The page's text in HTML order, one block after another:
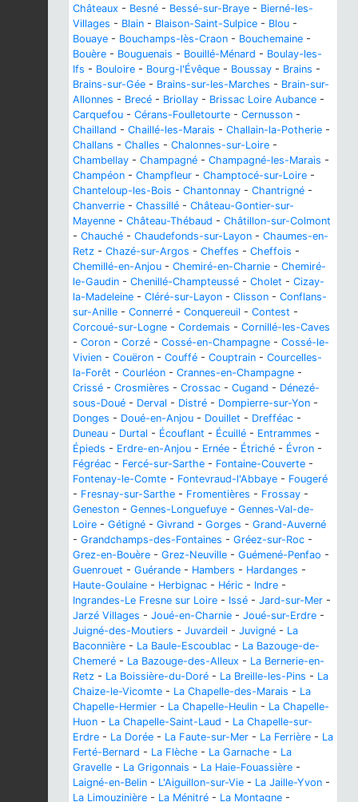
Châteaux - Besné - Bessé-sur-Braye - Bierné-les-
Villages - Blain - Blaison-Saint-Sulpice - Blou -
Bouaye - Bouchamps-lès-Craon - Bouchemaine -
Bouère - Bouguenais - Bouillé-Ménard - Boulay-les-
Ifs - Bouloire - Bourg-l'Évêque - Boussay - Brains -
Brains-sur-Gée - Brains-sur-les-Marches - Brain-sur-
Allonnes - Brecé - Briollay - Brissac Loire Aubance -
Carquefou - Cérans-Foulletourte - Cernusson -
Chailland - Chaillé-les-Marais - Challain-la-Potherie -
Challans - Challes - Chalonnes-sur-Loire -
Chambellay - Champagné - Champagné-les-Marais -
Champéon - Champfleur - Champtocé-sur-Loire -
Chanteloup-les-Bois - Chantonnay - Chantrigné -
Chanverrie - Chassillé - Château-Gontier-sur-
Mayenne - Château-Thébaud - Châtillon-sur-Colmont
- Chauché - Chaudefonds-sur-Layon - Chaumes-en-
Retz - Chazé-sur-Argos - Cheffes - Cheffois -
Chemillé-en-Anjou - Chemiré-en-Charnie - Chemiré-
le-Gaudin - Chenillé-Champteussé - Cholet - Cizay-
la-Madeleine - Cléré-sur-Layon - Clisson - Conflans-
sur-Anille - Connerré - Conquereuil - Contest -
Corcoué-sur-Logne - Cordemais - Cornillé-les-Caves
- Coron - Corzé - Cossé-en-Champagne - Cossé-le-
Vivien - Couëron - Couffé - Couptrain - Courcelles-
la-Forêt - Courléon - Crannes-en-Champagne -
Crissé - Crosmières - Crossac - Cugand - Dénezé-
sous-Doué - Derval - Distré - Dompierre-sur-Yon -
Donges - Doué-en-Anjou - Douillet - Drefféac -
Duneau - Durtal - Écouflant - Écuillé - Entrammes -
Épieds - Erdre-en-Anjou - Ernée - Étriché - Évron -
Fégréac - Fercé-sur-Sarthe - Fontaine-Couverte -
Fontenay-le-Comte - Fontevraud-l'Abbaye - Fougeré
- Fresnay-sur-Sarthe - Fromentières - Frossay -
Geneston - Gennes-Longuefuye - Gennes-Val-de-
Loire - Gétigné - Givrand - Gorges - Grand-Auverné
- Grandchamps-des-Fontaines - Gréez-sur-Roc -
Grez-en-Bouère - Grez-Neuville - Guémené-Penfao -
Guenrouet - Guérande - Hambers - Hardanges -
Haute-Goulaine - Herbignac - Héric - Indre -
Ingrandes-Le Fresne sur Loire - Issé - Jard-sur-Mer -
Jarzé Villages - Joué-en-Charnie - Joué-sur-Erdre -
Juigné-des-Moutiers - Juvardeil - Juvigné - La
Baconnière - La Baule-Escoublac - La Bazouge-de-
Chemeré - La Bazouge-des-Alleux - La Bernerie-en-
Retz - La Boissière-du-Doré - La Breille-les-Pins - La
Chaize-le-Vicomte - La Chapelle-des-Marais - La
Chapelle-Hermier - La Chapelle-Heulin - La Chapelle-
Huon - La Chapelle-Saint-Laud - La Chapelle-sur-
Erdre - La Dorée - La Faute-sur-Mer - La Ferrière - La
Ferté-Bernard - La Flèche - La Garnache - La
Gravelle - La Grigonnais - La Haie-Fouassière -
Laigné-en-Belin - L'Aiguillon-sur-Vie - La Jaille-Yvon -
La Limouzinière - La Ménitré - La Montagne -